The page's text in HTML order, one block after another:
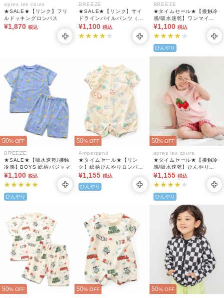
apres les cours
★SALE★【リンク】フリ
ルドッキングロンパス
¥1,870 税込
BREEZE
★SALE★【リンク】サイ
ドラインパイルパンツ（セ
¥1,100 税込
BREEZE
★タイムセール★【接触冷
感/吸水速乾】ワンマイル
パジャマ
¥1,100 税込
ひんやり
50% OFF
BREEZE
★SALE★【吸水速乾/接触
冷感】BOYS 総柄パジャマ
¥1,100 税込
ひんやり
50% OFF
Ampersand
★タイムセール★【リン
ク】総柄ひんやりロンパス
B 吸水速乾 接触冷感
¥1,155 税込
ひんやり
50% OFF
apres les cours
★タイムセール★【接触冷
感/吸水速乾】ひんやりバ
ラエティGIRLSパジャマ 4
分丈
¥1,155 税込
ひんやり
50% OFF 50% OFF 50% OFF